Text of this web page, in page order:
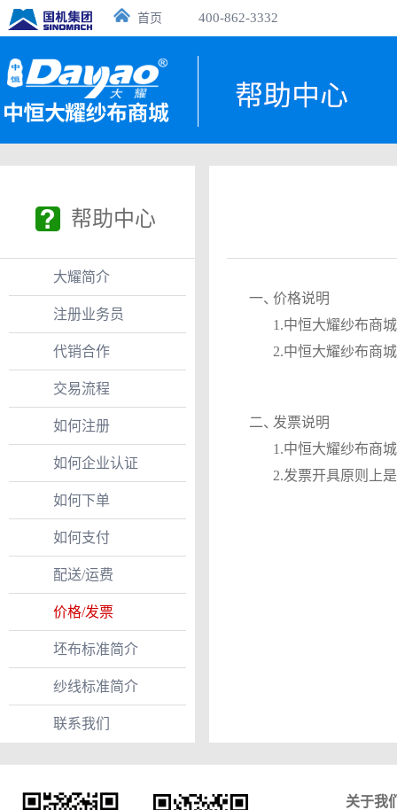
首页 400-862-3332
帮助中心
大耀简介
注册业务员
代销合作
交易流程
如何注册
如何企业认证
如何下单
如何支付
配送/运费
价格/发票
坯布标准简介
纱线标准简介
联系我们
一、价格说明
1.中恒大耀纱布商
2.中恒大耀纱布商
二、发票说明
1.中恒大耀纱布商
2.发票开具原则上
关于我